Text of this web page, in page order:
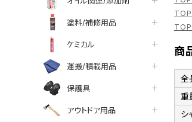
塗料/補修用品
ケミカル
運搬/積載用品
保護具
アウトドア用品
TOP
TOP
商
全
重
シ